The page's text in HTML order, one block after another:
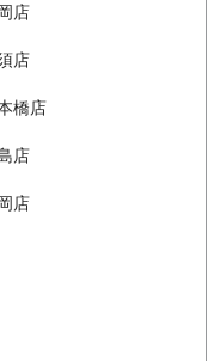
店
店
橋店
店
店